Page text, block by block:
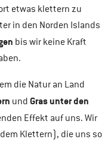
etwas klettern zu
in den Norden Islands
bis wir keine Kraft
die Natur an Land
und Gras unter den
Effekt auf uns. Wir
Klettern), die uns so